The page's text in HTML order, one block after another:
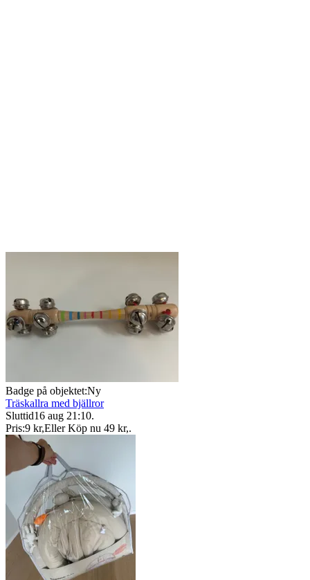
Badge på objektet:Ny
Träskallra med bjällror
Sluttid16 aug 21:10.
Pris:9 kr,Eller Köp nu 49 kr,.